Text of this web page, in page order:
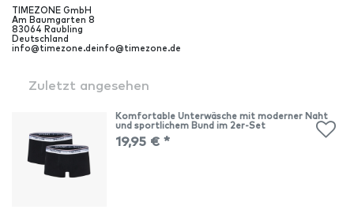
TIMEZONE GmbH
Am Baumgarten 8
83064 Raubling
Deutschland
info@timezone.deinfo@timezone.de
Zuletzt angesehen
Komfortable Unterwäsche mit moderner Naht
und sportlichem Bund im 2er-Set
19,95 € *